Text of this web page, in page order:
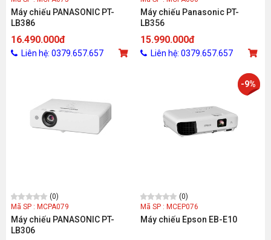
Máy chiếu PANASONIC PT-
LB386
16.490.000đ
Liên hệ: 0379.657.657
Máy chiếu Panasonic PT-
LB356
15.990.000đ
Liên hệ: 0379.657.657
(0)
Mã SP : MCPA079
Máy chiếu PANASONIC PT-
LB306
-9%
(0)
Mã SP : MCEP076
Máy chiếu Epson EB-E10